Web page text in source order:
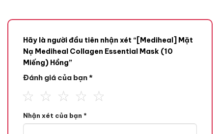
Hãy là người đầu tiên nhận xét “[Mediheal] Mặt
Nạ Mediheal Collagen Essential Mask (10
Miếng) Hồng”
Đánh giá của bạn*
Nhận xét của bạn *